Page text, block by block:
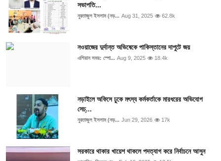
সভাপতি...
নুরতাজুল ইসলাম (নড়... Aug 31, 2025 62.8k
নওয়াজের দুর্দান্ত অভিষেকে পাকিস্তানের দাপুটে জয়
এশিয়ান সময়: স্পো... Aug 9, 2025 18.4k
নড়াইলে অফিসে ঢুকে মৎস্য কর্মকর্তাকে মারধরের অভিযোগ
সেচ্...
নুরতাজুল ইসলাম (নড়... Jun 29, 2026 17k
সরকারে থাকার খায়েশ থাকলে পদত্যাগ করে নির্বাচনে আসুন